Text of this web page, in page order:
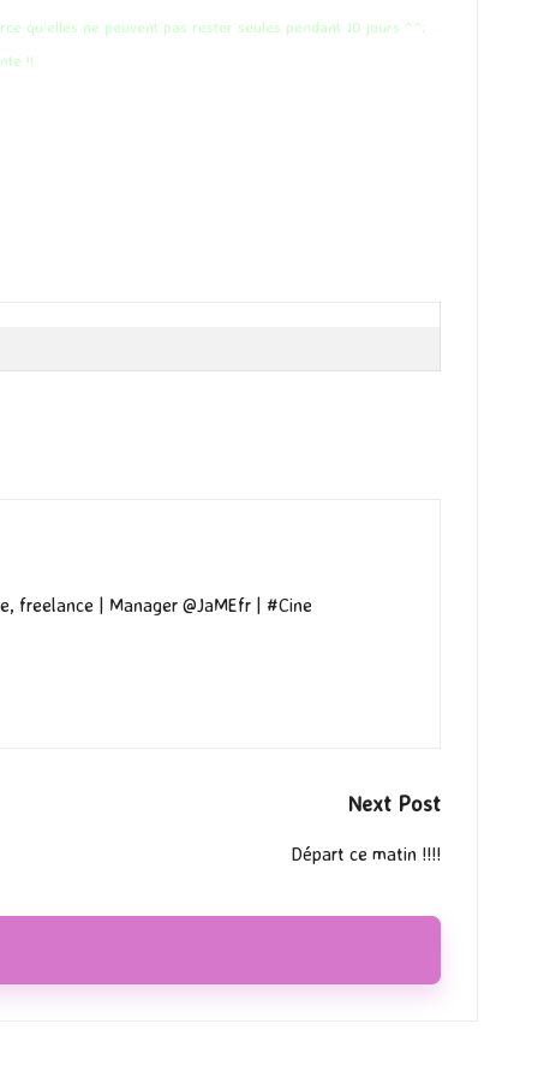
qu’elles ne peuvent pas rester seules pendant 10 jours ^^;
!!
freelance | Manager @JaMEfr | #Cine
Next Post
Départ ce matin !!!!